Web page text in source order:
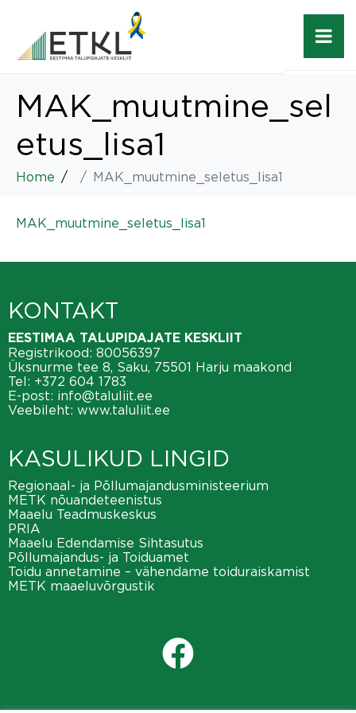
MAK_muutmine_sel
etus_lisa1
Home MAK_muutmine_seletus_lisa1
MAK_muutmine_seletus_lisa1
KONTAKT
EESTIMAA TALUPIDAJATE KESKLIIT
Registrikood: 80056397
Üksnurme tee 8, Saku, 75501 Harju maakond
Tel: +372 604 1783
E-post: info@taluliit.ee
Veebileht: www.taluliit.ee
KASULIKUD LINGID
Regionaal- ja Põllumajandusministeerium
METK nõuandeteenistus
Maaelu Teadmuskeskus
PRIA
Maaelu Edendamise Sihtasutus
Põllumajandus- ja Toiduamet
Toidu annetamine – vähendame toiduraiskamist
METK maaeluvõrgustik